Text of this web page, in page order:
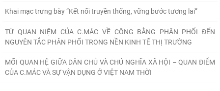
Khai mạc trưng bày “Kết nối truyền thống, vững bước tương lai”
TỪ QUAN NIỆM CỦA C.MÁC VỀ CÔNG BẰNG PHÂN PHỐI ĐẾN
NGUYÊN TẮC PHÂN PHỐI TRONG NỀN KINH TẾ THỊ TRƯỜNG
MỐI QUAN HỆ GIỮA DÂN CHỦ VÀ CHỦ NGHĨA XÃ HỘI – QUAN ĐIỂM
CỦA C.MÁC VÀ SỰ VẬN DỤNG Ở VIỆT NAM THỜI